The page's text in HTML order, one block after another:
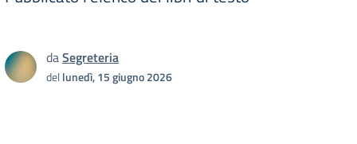
daSegreteria
dellunedì, 15 giugno 2026